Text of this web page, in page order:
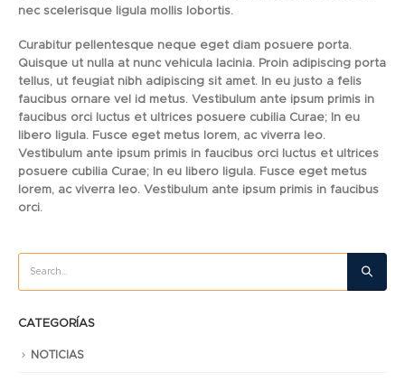
nec scelerisque ligula mollis lobortis.
Curabitur pellentesque neque eget diam posuere porta.
Quisque ut nulla at nunc vehicula lacinia. Proin adipiscing porta
tellus, ut feugiat nibh adipiscing sit amet. In eu justo a felis
faucibus ornare vel id metus. Vestibulum ante ipsum primis in
faucibus orci luctus et ultrices posuere cubilia Curae; In eu
libero ligula. Fusce eget metus lorem, ac viverra leo.
Vestibulum ante ipsum primis in faucibus orci luctus et ultrices
posuere cubilia Curae; In eu libero ligula. Fusce eget metus
lorem, ac viverra leo. Vestibulum ante ipsum primis in faucibus
orci.
CATEGORÍAS
NOTICIAS